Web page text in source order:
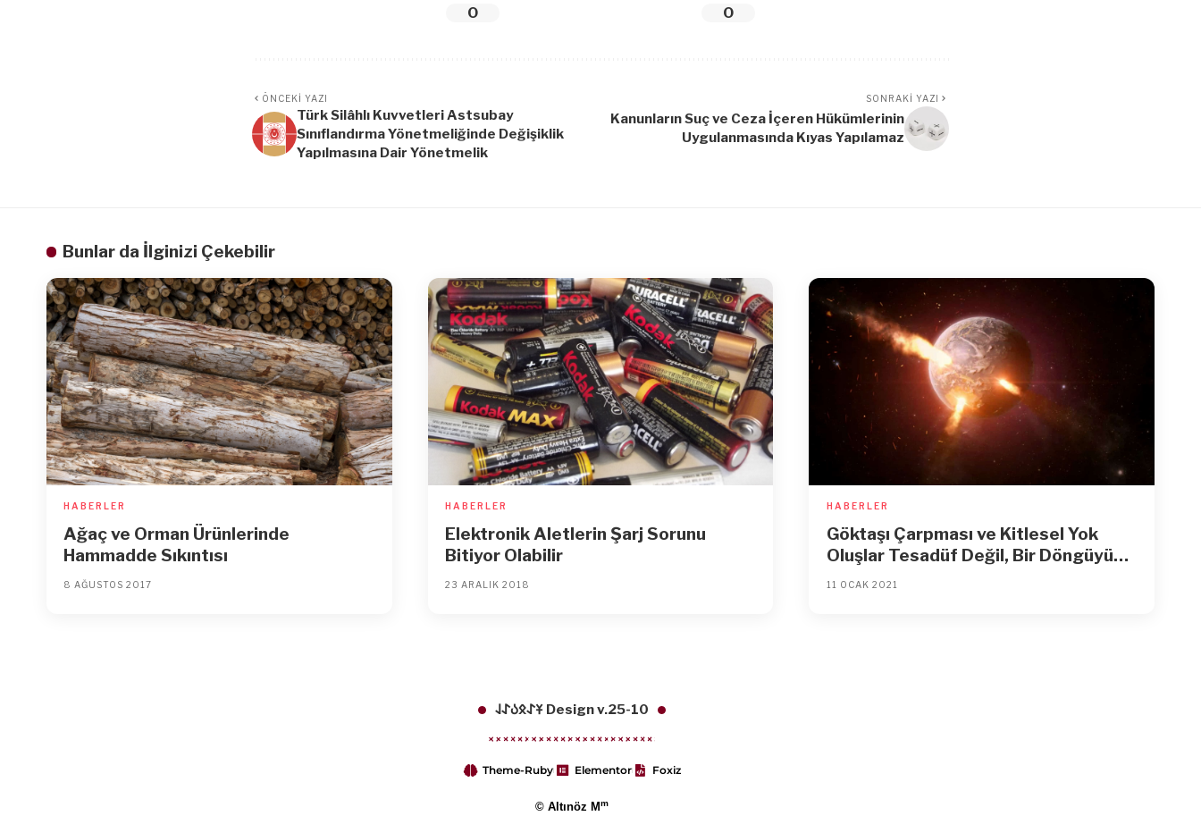
0 0
ÖNCEKI YAZI
Türk Silâhlı Kuvvetleri Astsubay
Sınıflandırma Yönetmeliğinde Değişiklik
Yapılmasına Dair Yönetmelik
SONRAKI YAZI
Kanunların Suç ve Ceza İçeren Hükümlerinin
Uygulanmasında Kıyas Yapılamaz
Bunlar da İlginizi Çekebilir
HABERLER
Ağaç ve Orman Ürünlerinde
Hammadde Sıkıntısı
8 AĞUSTOS 2017
HABERLER
Elektronik Aletlerin Şarj Sorunu
Bitiyor Olabilir
23 ARALIK 2018
HABERLER
Göktaşı Çarpması ve Kitlesel Yok
Oluşlar Tesadüf Değil, Bir Döngüyü
Takip Ediyor
11 OCAK 2021
𐱁𐰀𐰋𐰉𐰀𐰞 Design v.25-10
Theme-Ruby Elementor Foxiz
© Altınöz Mm